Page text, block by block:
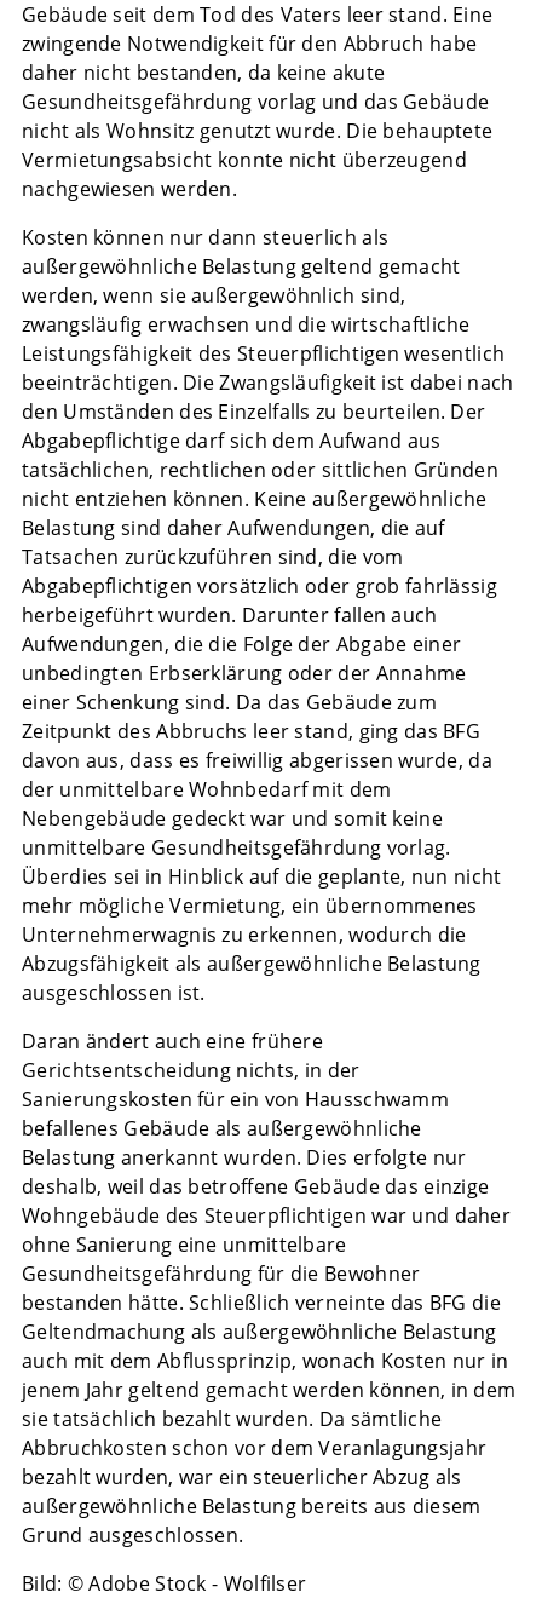
Gebäude seit dem Tod des Vaters leer stand. Eine
zwingende Notwendigkeit für den Abbruch habe
daher nicht bestanden, da keine akute
Gesundheitsgefährdung vorlag und das Gebäude
nicht als Wohnsitz genutzt wurde. Die behauptete
Vermietungsabsicht konnte nicht überzeugend
nachgewiesen werden.
Kosten können nur dann steuerlich als
außergewöhnliche Belastung geltend gemacht
werden, wenn sie außergewöhnlich sind,
zwangsläufig erwachsen und die wirtschaftliche
Leistungsfähigkeit des Steuerpflichtigen wesentlich
beeinträchtigen. Die Zwangsläufigkeit ist dabei nach
den Umständen des Einzelfalls zu beurteilen. Der
Abgabepflichtige darf sich dem Aufwand aus
tatsächlichen, rechtlichen oder sittlichen Gründen
nicht entziehen können. Keine außergewöhnliche
Belastung sind daher Aufwendungen, die auf
Tatsachen zurückzuführen sind, die vom
Abgabepflichtigen vorsätzlich oder grob fahrlässig
herbeigeführt wurden. Darunter fallen auch
Aufwendungen, die die Folge der Abgabe einer
unbedingten Erbserklärung oder der Annahme
einer Schenkung sind. Da das Gebäude zum
Zeitpunkt des Abbruchs leer stand, ging das BFG
davon aus, dass es freiwillig abgerissen wurde, da
der unmittelbare Wohnbedarf mit dem
Nebengebäude gedeckt war und somit keine
unmittelbare Gesundheitsgefährdung vorlag.
Überdies sei in Hinblick auf die geplante, nun nicht
mehr mögliche Vermietung, ein übernommenes
Unternehmerwagnis zu erkennen, wodurch die
Abzugsfähigkeit als außergewöhnliche Belastung
ausgeschlossen ist.
Daran ändert auch eine frühere
Gerichtsentscheidung nichts, in der
Sanierungskosten für ein von Hausschwamm
befallenes Gebäude als außergewöhnliche
Belastung anerkannt wurden. Dies erfolgte nur
deshalb, weil das betroffene Gebäude das einzige
Wohngebäude des Steuerpflichtigen war und daher
ohne Sanierung eine unmittelbare
Gesundheitsgefährdung für die Bewohner
bestanden hätte. Schließlich verneinte das BFG die
Geltendmachung als außergewöhnliche Belastung
auch mit dem Abflussprinzip, wonach Kosten nur in
jenem Jahr geltend gemacht werden können, in dem
sie tatsächlich bezahlt wurden. Da sämtliche
Abbruchkosten schon vor dem Veranlagungsjahr
bezahlt wurden, war ein steuerlicher Abzug als
außergewöhnliche Belastung bereits aus diesem
Grund ausgeschlossen.
Bild: © Adobe Stock - Wolfilser